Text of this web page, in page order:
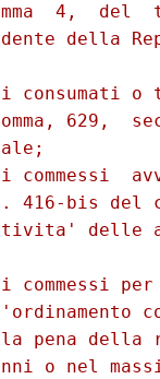
4,  del
della
consumati o
629,
commessi
416-bis del
delle
commessi
pena della
o nel